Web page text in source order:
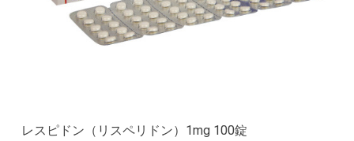
レスピドン（リスペリドン）1mg 100錠